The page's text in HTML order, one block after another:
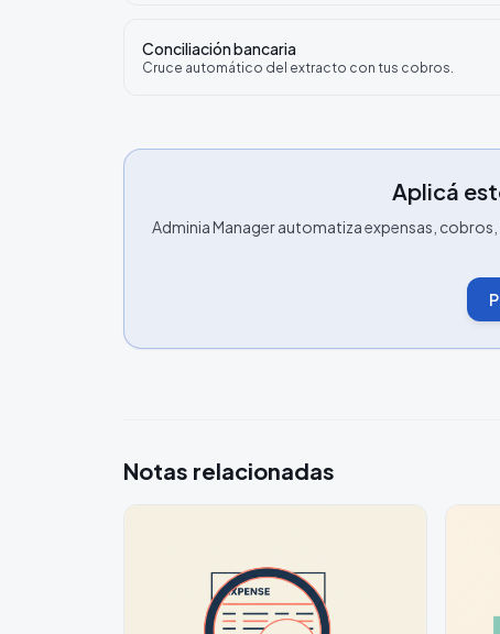
Conciliación bancaria
Cruce automático del extracto con tus cobros.
Aplicá
Adminia Manager automatiza expensas,
Notas relacionadas